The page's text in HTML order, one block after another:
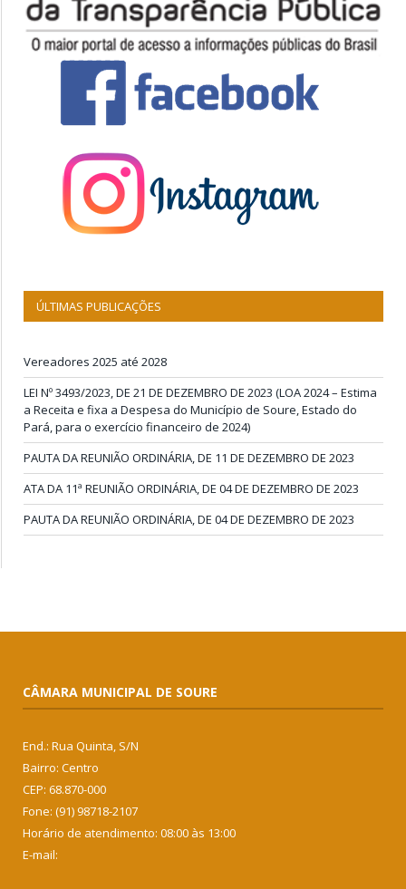
ÚLTIMAS PUBLICAÇÕES
Vereadores 2025 até 2028
LEI Nº 3493/2023, DE 21 DE DEZEMBRO DE 2023 (LOA 2024 – Estima
a Receita e fixa a Despesa do Município de Soure, Estado do
Pará, para o exercício financeiro de 2024)
PAUTA DA REUNIÃO ORDINÁRIA, DE 11 DE DEZEMBRO DE 2023
ATA DA 11ª REUNIÃO ORDINÁRIA, DE 04 DE DEZEMBRO DE 2023
PAUTA DA REUNIÃO ORDINÁRIA, DE 04 DE DEZEMBRO DE 2023
CÂMARA MUNICIPAL DE SOURE
End.: Rua Quinta, S/N
Bairro: Centro
CEP: 68.870-000
Fone: (91) 98718-2107
Horário de atendimento: 08:00 às 13:00
E-mail: